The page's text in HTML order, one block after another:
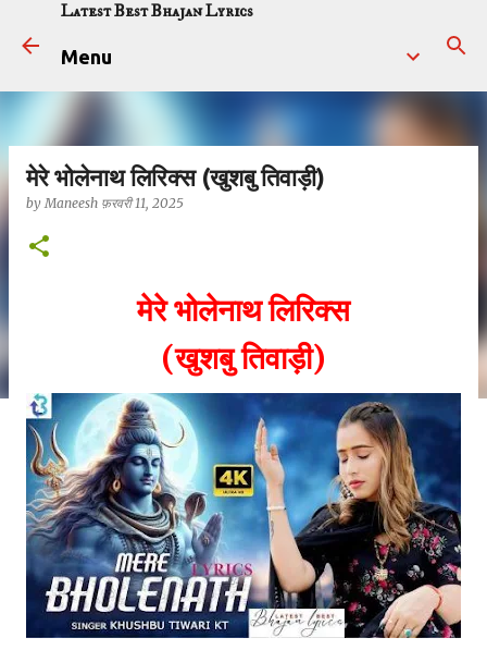
सीधे मुख्य सामग्री पर जाएं
Latest Best Bhajan Lyrics
Menu
मेरे भोलेनाथ लिरिक्स (खुशबु तिवाड़ी)
byManeesh फ़रवरी 11, 2025
मेरे भोलेनाथ लिरिक्स
(खुशबु तिवाड़ी)